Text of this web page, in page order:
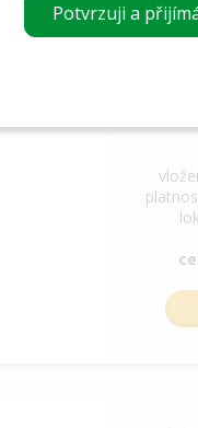
Potvrzuji a